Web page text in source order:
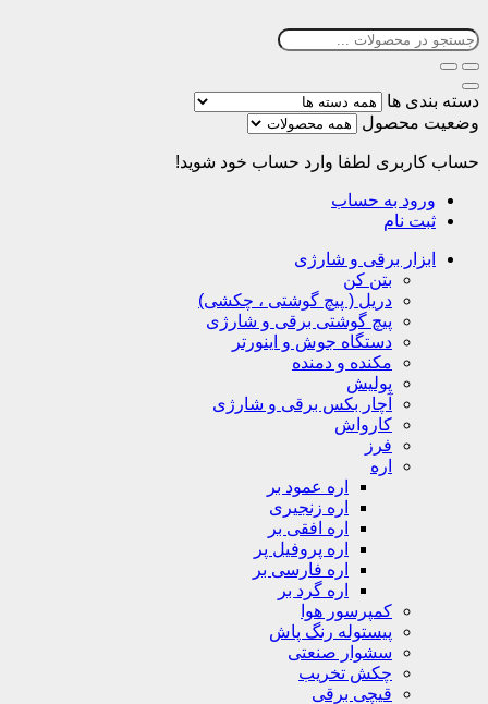
دسته بندی ها
وضعیت محصول
حساب کاربری لطفا وارد حساب خود شوید!
ورود به حساب
ثبت نام
ابزار برقی و شارژی
بتن کن
دریل ( پیچ گوشتی ، چکشی)
پیچ گوشتی برقی و شارژی
دستگاه جوش و اینورتر
مکنده و دمنده
پولیش
آچار بکس برقی و شارژی
کارواش
فرز
اره
اره عمود بر
اره زنجیری
اره افقی بر
اره پروفیل پر
اره فارسی بر
اره گرد بر
کمپرسور هوا
پیستوله رنگ پاش
سشوار صنعتی
چکش تخریب
قیچی برقی